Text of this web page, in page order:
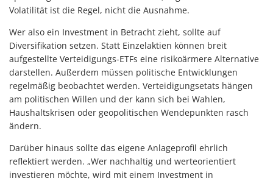
Volatilität ist die Regel, nicht die Ausnahme.
Wer also ein Investment in Betracht zieht, sollte auf
Diversifikation setzen. Statt Einzelaktien können breit
aufgestellte Verteidigungs-ETFs eine risikoärmere Alternative
darstellen. Außerdem müssen politische Entwicklungen
regelmäßig beobachtet werden. Verteidigungsetats hängen
am politischen Willen und der kann sich bei Wahlen,
Haushaltskrisen oder geopolitischen Wendepunkten rasch
ändern.
Darüber hinaus sollte das eigene Anlageprofil ehrlich
reflektiert werden. „Wer nachhaltig und werteorientiert
investieren möchte, wird mit einem Investment in